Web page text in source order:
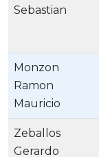
Sebastian
Monzon
Ramon
Mauricio
Zeballos
Gerardo